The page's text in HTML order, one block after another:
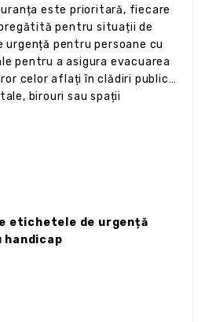
este prioritară, fiecare
pentru situații de
urgență pentru persoane cu
pentru a asigura evacuarea
celor aflați în clădiri publice,
birouri sau spații
etichetele de urgență
handicap